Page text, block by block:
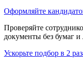
Оформляйте
Проверяйте
документы без бумаг
Ускорьте подбор в 2